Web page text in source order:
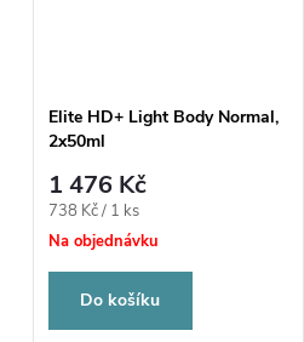
Elite HD+ Light Body Normal,
2x50ml
1 476 Kč
Měrná
cena:
738 Kč / 1 ks
Na objednávku
Do košíku